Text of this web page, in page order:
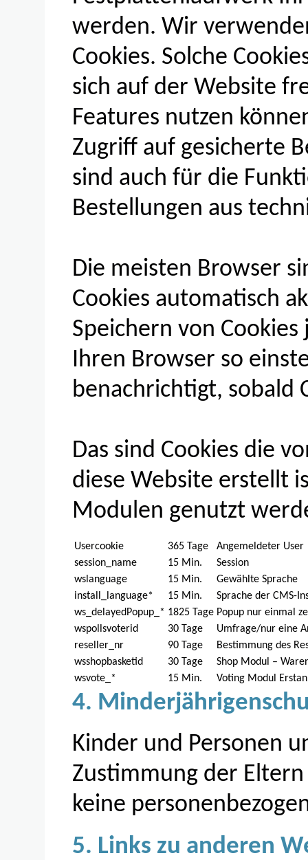
werden. Wir
Cookies. Solche
sich auf der Website
Features nutzen
Zugriff auf gesicherte
sind auch für die
Bestellungen aus
Die meisten Browser
Cookies automatisch
Speichern von
Ihren Browser so
benachrichtigt, sobald
Das sind Cookies die
diese Website erstellt
Modulen genutzt
Usercookie 365 Tage
Angemeldeter User
session_name
15 Min.
Session
wslanguage
15 Min.
Gewählte Sprache
install_language*
15 Min.
Sprache der CMS-
ws_delayedPopup_* 1825 Tage Popup nur einmal
wspollsvoterid
30 Tage
Umfrage/nur eine
reseller_nr
90 Tage
Bestimmung des
wsshopbasketid
30 Tage
Shop Modul –
wsvote_*
15 Min. Voting Modul
4.
Kinder und Personen
Zustimmung der
keine
5. Links zu anderen